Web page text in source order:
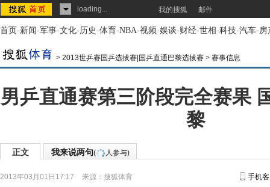
loading... 我的搜狐 邮件
首页-新闻-军事-文化-历史-体育-NBA-视频-娱谈-财经-世相-科技-汽车-房
> 2013世乒赛国乒选拔赛|国乒直通巴黎选拔赛 > 赛事信息
男乒直通赛第三阶段完全赛果
黎
正文 我来说两句( 人参与)
2013年03月01日17:17 来源： 搜狐体育 手机